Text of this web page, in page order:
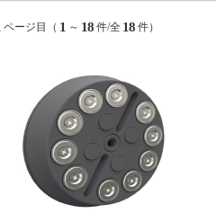
ページ目（ 1 ～ 18 件/全 18 件）